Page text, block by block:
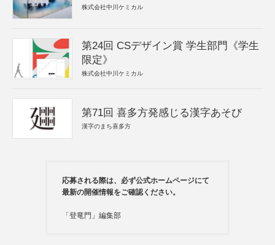
株式会社中川ケミカル
第24回 CSデザイン賞 学生部門《学生
限定》
株式会社中川ケミカル
第71回 喜多方発感じる漢字あそび
漢字のまち喜多方
応募される際は、必ず公式ホームページにて
最新の開催情報をご確認ください。
「登竜門」編集部